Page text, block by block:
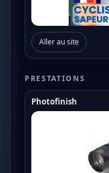
Aller au site
PRESTATIONS
Photofinish